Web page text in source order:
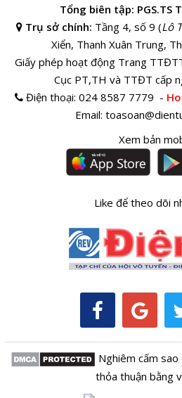
Tổng biên tập: PGS.TS
Trụ sở chính: Tầng 4, số 9 (Lô
Xiển, Thanh Xuân Trung,
Giấy phép hoạt động Trang
Cục PT,TH và TTĐT cấp
Điện thoại:024 8587 7779 -
Email:
Xem bản
Like để theo dõi
Nghiêm cấm sao
thỏa thuận bằng